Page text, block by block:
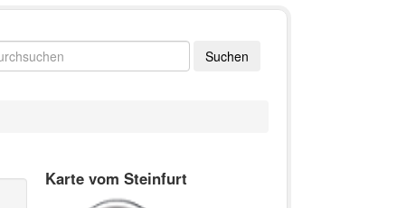
Karte vom Steinfurt